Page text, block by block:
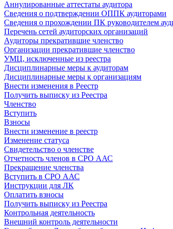
Аннулированные аттестаты аудитора
Сведения о подтверждении ОППК аудиторами
Сведения о прохождении ПК руководителем
Перечень сетей аудиторских организаций
Аудиторы прекратившие членство
Организации прекратившие членство
УМЦ, исключенные из реестра
Дисциплинарные меры к аудиторам
Дисциплинарные меры к организациям
Внести изменения в Реестр
Получить выписку из Реестра
Членство
Вступить
Взносы
Внести изменение в реестр
Изменение статуса
Свидетельство о членстве
Отчетность членов в СРО ААС
Прекращение членства
Вступить в СРО ААС
Инструкции для ЛК
Оплатить взносы
Получить выписку из Реестра
Контрольная деятельность
Внешний контроль деятельности